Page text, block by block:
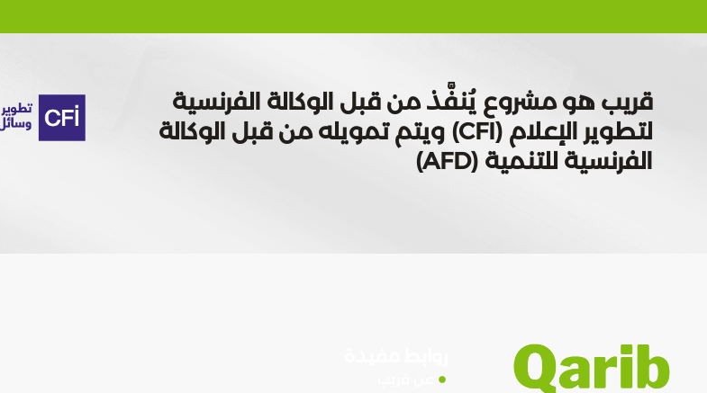
قريب هو مشروع يُنفَّذ من قبل الوكالة الفرنسية
لتطوير الإعلام (CFI) ويتم تمويله من قبل الوكالة
الفرنسية للتنمية (AFD)